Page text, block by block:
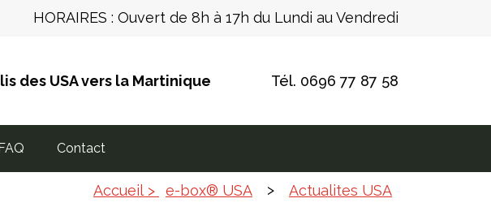
HORAIRES : Ouvert de 8h à 17h du Lundi au Vendredi
des USA vers la Martinique Tél. 0696 77 87 58
Contact
Accueil > e-box® USA > Actualites USA